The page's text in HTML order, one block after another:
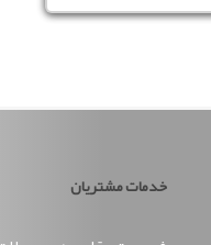
خدمات مشتریان